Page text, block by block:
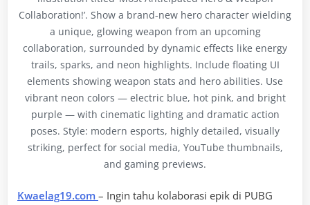
Collaboration!’. Show a brand-new hero character wielding
a unique, glowing weapon from an upcoming
collaboration, surrounded by dynamic effects like energy
trails, sparks, and neon highlights. Include floating UI
elements showing weapon stats and hero abilities. Use
vibrant neon colors — electric blue, hot pink, and bright
purple — with cinematic lighting and dramatic action
poses. Style: modern esports, highly detailed, visually
striking, perfect for social media, YouTube thumbnails,
and gaming previews.
Kwaelag19.com – Ingin tahu kolaborasi epik di PUBG